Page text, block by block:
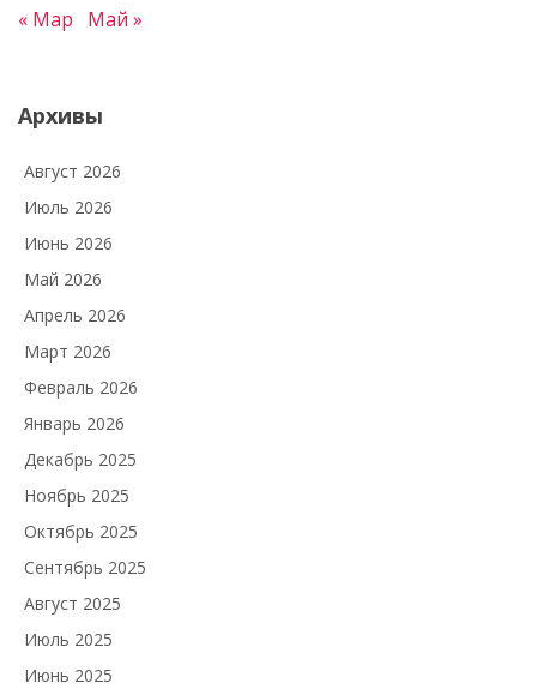
« Мар Май »
Архивы
Август 2026
Июль 2026
Июнь 2026
Май 2026
Апрель 2026
Март 2026
Февраль 2026
Январь 2026
Декабрь 2025
Ноябрь 2025
Октябрь 2025
Сентябрь 2025
Август 2025
Июль 2025
Июнь 2025